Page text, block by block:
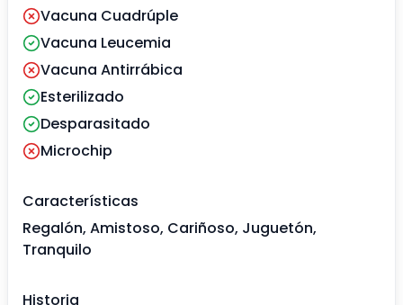
Vacuna Cuadrúple
Vacuna Leucemia
Vacuna Antirrábica
Esterilizado
Desparasitado
Microchip
Características
Regalón, Amistoso, Cariñoso, Juguetón,
Tranquilo
Historia